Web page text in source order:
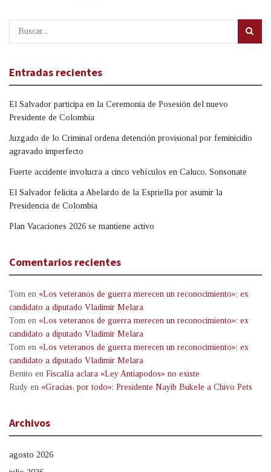
Entradas recientes
El Salvador participa en la Ceremonia de Posesión del nuevo
Presidente de Colombia
Juzgado de lo Criminal ordena detención provisional por feminicidio
agravado imperfecto
Fuerte accidente involucra a cinco vehículos en Caluco, Sonsonate
El Salvador felicita a Abelardo de la Espriella por asumir la
Presidencia de Colombia
Plan Vacaciones 2026 se mantiene activo
Comentarios recientes
Tom en «Los veteranos de guerra merecen un reconocimiento»: ex
candidato a diputado Vladimir Melara
Tom en «Los veteranos de guerra merecen un reconocimiento»: ex
candidato a diputado Vladimir Melara
Tom en «Los veteranos de guerra merecen un reconocimiento»: ex
candidato a diputado Vladimir Melara
Benito en Fiscalía aclara «Ley Antiapodos» no existe
Rudy en «Gracias, por todo»: Presidente Nayib Bukele a Chivo Pets
Archivos
agosto 2026